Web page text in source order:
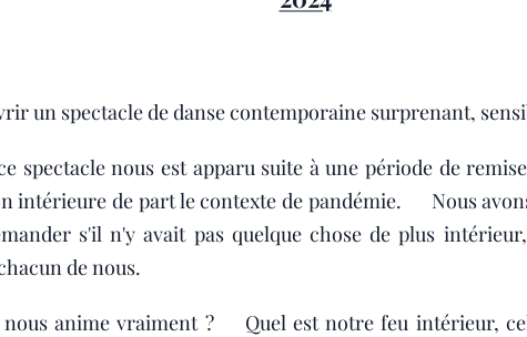
un spectacle de danse contemporaine surprenant,
spectacle nous est apparu suite à une période de
intérieure de part le contexte de pandémie. Nous
s'il n'y avait pas quelque chose de plus
de nous.
nous anime vraiment ? Quel est notre feu intérieur,